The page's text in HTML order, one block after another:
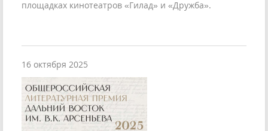
площадках кинотеатров «Гилад» и «Дружба».
16 октября 2025